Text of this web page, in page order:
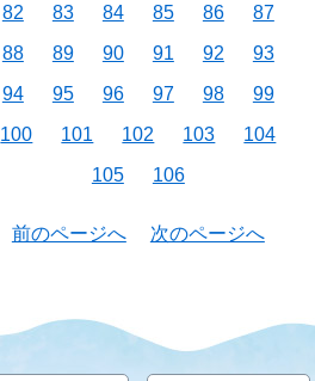
82
83 84 85 86
87
88
89 90 91 92
93
94
95 96 97 98
99
100
101 102 103
104
105
106
前のページへ 次のページへ